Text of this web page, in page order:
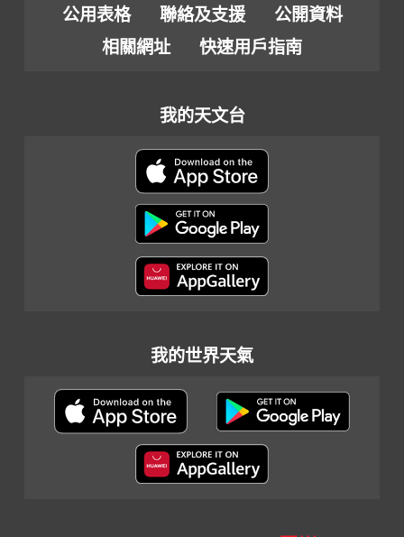
公用表格 聯絡及支援
公開資料
相關網址
快速用戶指南
我的天文台
我的世界天氣